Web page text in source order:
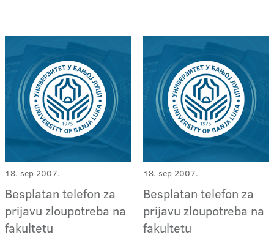
18. sep 2007.
Besplatan telefon za
prijavu zloupotreba na
fakultetu
18. sep 2007.
Besplatan telefon za
prijavu zloupotreba na
fakultetu